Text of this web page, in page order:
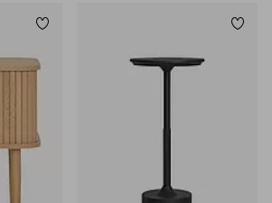
Tilføj til favoritter